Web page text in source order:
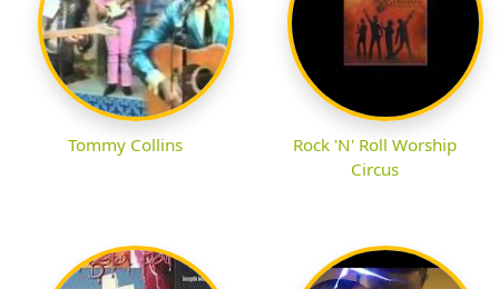
Tommy Collins
Rock 'N' Roll Worship
Circus